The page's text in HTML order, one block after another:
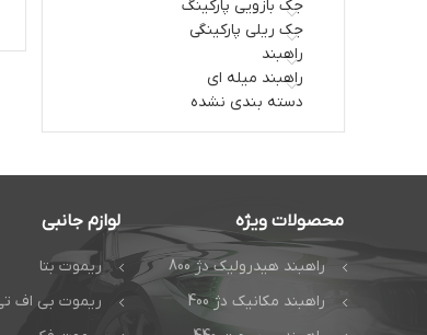
جک بازویی پارکینگ
جک ریلی پارکینگی
راهبند
راهبند میله ای
دسته بندی نشده
محصولات ویژه
راهبند هیدرولیک دژ 800
راهبند مکانیک دژ 400
لوازم جانبی
ریموت بتا
ریموت بی اف